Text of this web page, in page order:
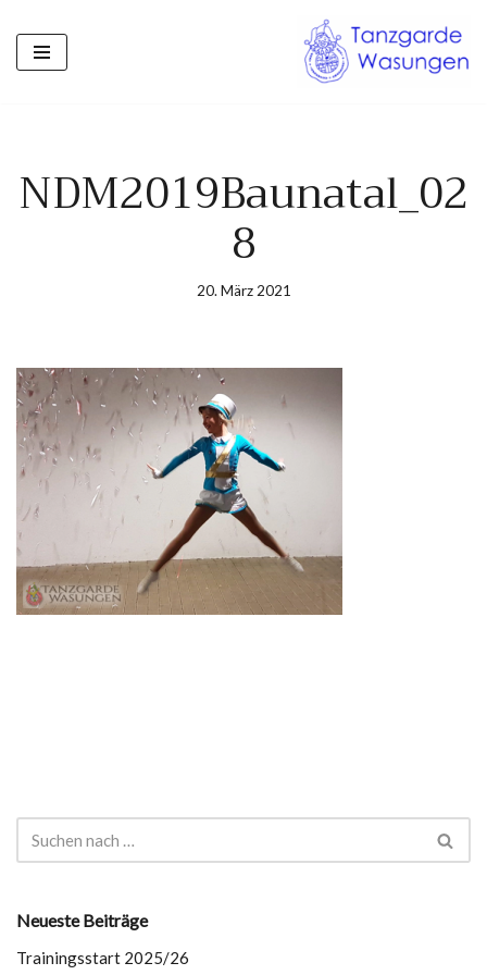
Zum
NDM2019Baunatal_02
8
20. März 2021
Neueste Beiträge
Trainingsstart 2025/26